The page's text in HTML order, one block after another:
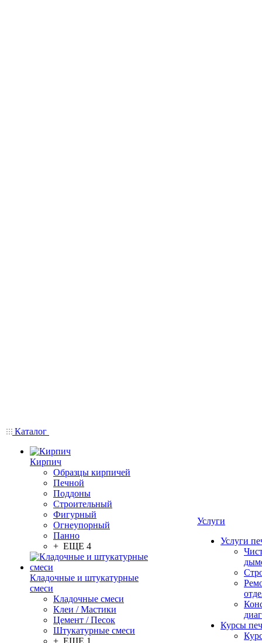
Каталог
Кирпич
Образцы кирпичей
Печной
Поддоны
Строительный
Фигурный
Огнеупорный
Панно
+ ЕЩЕ 4
Кладочные и штукатурные
смеси
Кладочные смеси
Клеи / Мастики
Цемент / Песок
Штукатурные смеси
+ ЕЩЕ 1
Услуги
Услуги
Курсы